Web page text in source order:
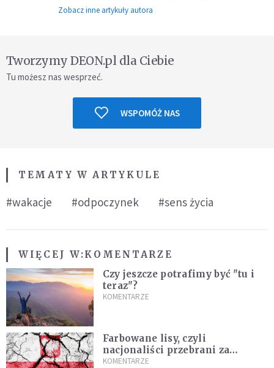
Zobacz inne artykuły autora
Tworzymy DEON.pl dla Ciebie
Tu możesz nas wesprzeć.
WSPOMÓŻ NAS
TEMATY W ARTYKULE
#wakacje #odpoczynek #sens życia
WIĘCEJ W:KOMENTARZE
Czy jeszcze potrafimy być "tu i
teraz"?
KOMENTARZE
Farbowane lisy, czyli
nacjonaliści przebrani za
chrześcijan
KOMENTARZE